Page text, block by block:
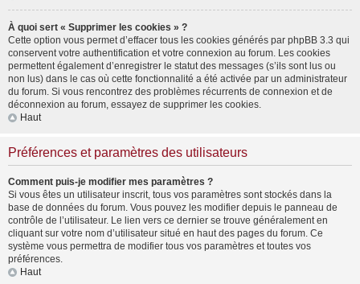
À quoi sert « Supprimer les cookies » ?
Cette option vous permet d’effacer tous les cookies générés par phpBB 3.3 qui
conservent votre authentification et votre connexion au forum. Les cookies
permettent également d’enregistrer le statut des messages (s’ils sont lus ou
non lus) dans le cas où cette fonctionnalité a été activée par un administrateur
du forum. Si vous rencontrez des problèmes récurrents de connexion et de
déconnexion au forum, essayez de supprimer les cookies.
Haut
Préférences et paramètres des utilisateurs
Comment puis-je modifier mes paramètres ?
Si vous êtes un utilisateur inscrit, tous vos paramètres sont stockés dans la
base de données du forum. Vous pouvez les modifier depuis le panneau de
contrôle de l’utilisateur. Le lien vers ce dernier se trouve généralement en
cliquant sur votre nom d’utilisateur situé en haut des pages du forum. Ce
système vous permettra de modifier tous vos paramètres et toutes vos
préférences.
Haut